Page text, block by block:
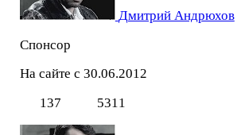
Дмитрий Андрюхов
Спонсор
На сайте с 30.06.2012
137
5311